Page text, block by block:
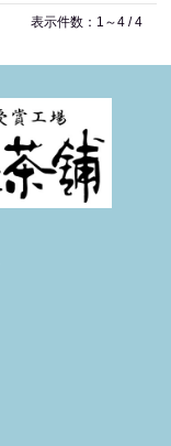
表示件数：1～4 / 4